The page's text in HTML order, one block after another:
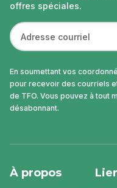
offres spéciales.
En soumettant vos
pour recevoir des courriels
de TFO. Vous pouvez à tout
désabonnant.
À propos